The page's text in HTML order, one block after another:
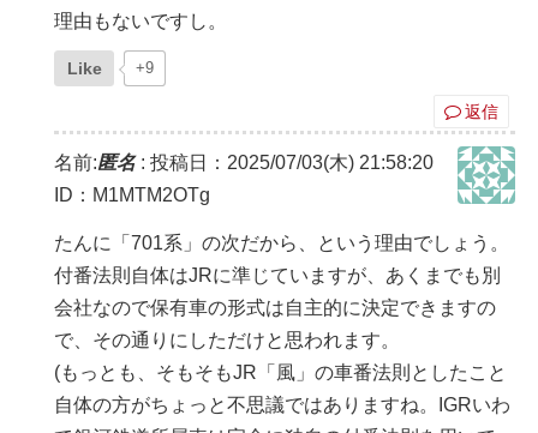
理由もないですし。
Like +9
返信
名前:匿名: 投稿日：2025/07/03(木) 21:58:20
ID：M1MTM2OTg
たんに「701系」の次だから、という理由でしょう。
付番法則自体はJRに準じていますが、あくまでも別
会社なので保有車の形式は自主的に決定できますの
で、その通りにしただけと思われます。
(もっとも、そもそもJR「風」の車番法則としたこと
自体の方がちょっと不思議ではありますね。IGRいわ